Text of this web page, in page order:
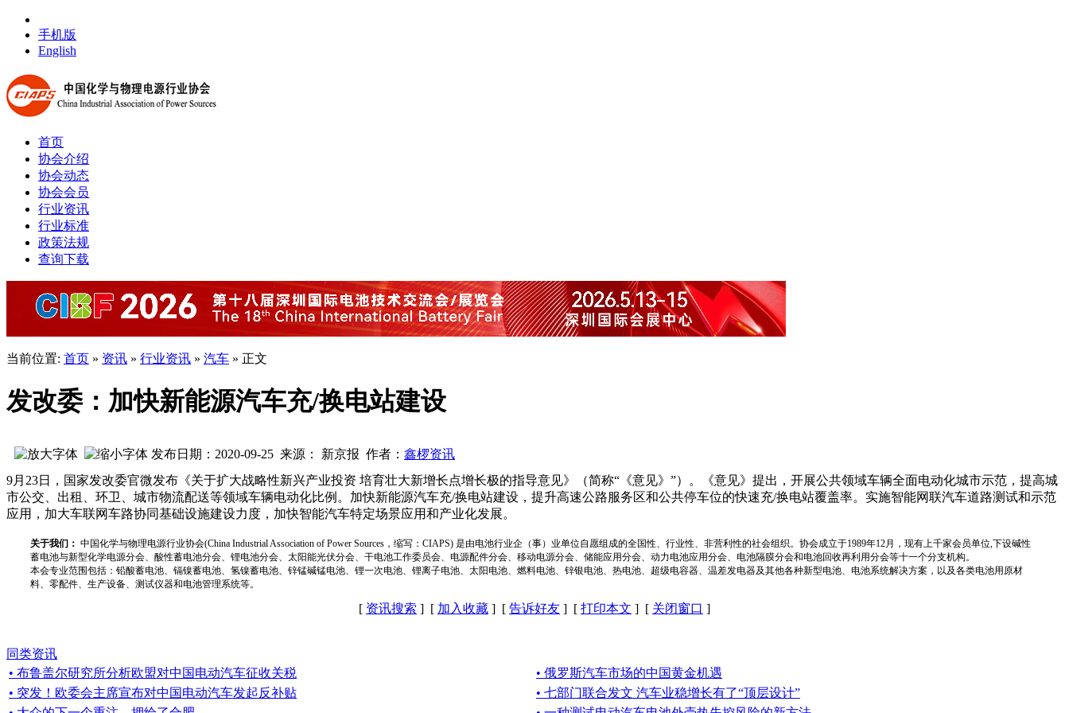
手机版
English
首页
协会介绍
协会动态
协会会员
行业资讯
行业标准
政策法规
查询下载
当前位置: 首页 » 资讯 » 行业资讯 » 汽车 » 正文
发改委：加快新能源汽车充/换电站建设
发布日期：2020-09-25 来源： 新京报 作者： 鑫椤资讯
9月23日，国家发改委官微发布《关于扩大战略性新兴产业投资 培育壮大新增长点增长极的指导意见》（简称“《意见》”）。《意见》提出，开展公共领域车辆全面电动化城市示范，提高城
市公交、出租、环卫、城市物流配送等领域车辆电动化比例。加快新能源汽车充/换电站建设，提升高速公路服务区和公共停车位的快速充/换电站覆盖率。实施智能网联汽车道路测试和示范
应用，加大车联网车路协同基础设施建设力度，加快智能汽车特定场景应用和产业化发展。
关于我们： 中国化学与物理电源行业协会(China Industrial Association of Power Sources，缩写：CIAPS) 是由电池行业企（事）业单位自愿组成的全国性、行业性、非营利性的社会组织。协会成立于1989年12月，现有上千家会员单位,下设碱性
蓄电池与新型化学电源分会、酸性蓄电池分会、锂电池分会、太阳能光伏分会、干电池工作委员会、电源配件分会、移动电源分会、储能应用分会、动力电池应用分会、电池隔膜分会和电池回收再利用分会等十一个分支机构。
本会专业范围包括：铅酸蓄电池、镉镍蓄电池、氢镍蓄电池、锌锰碱锰电池、锂一次电池、锂离子电池、太阳电池、燃料电池、锌银电池、热电池、超级电容器、温差发电器及其他各种新型电池、电池系统解决方案，以及各类电池用原材
料、零配件、生产设备、测试仪器和电池管理系统等。
[ 资讯搜索 ] [ 加入收藏 ] [ 告诉好友 ] [ 打印本文 ] [ 关闭窗口 ]
同类资讯
• 布鲁盖尔研究所分析欧盟对中国电动汽车征收关税
• 俄罗斯汽车市场的中国黄金机遇
• 突发！欧委会主席宣布对中国电动汽车发起反补贴
• 七部门联合发文 汽车业稳增长有了“顶层设计”